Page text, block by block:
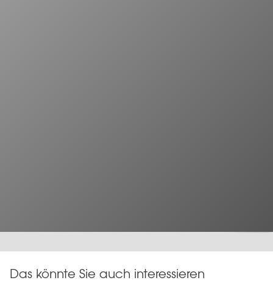
Das könnte Sie auch interessieren